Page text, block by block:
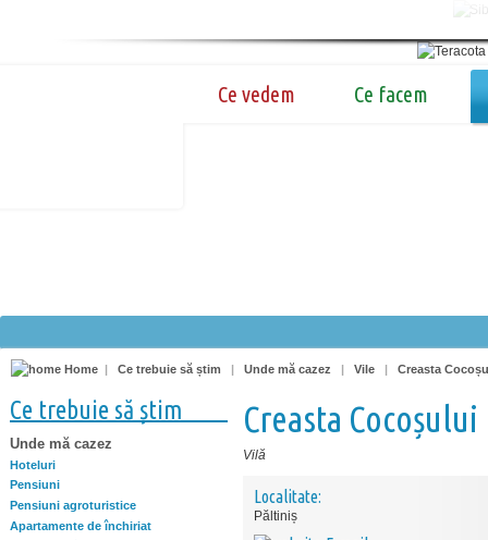
Ce vedem Ce facem
Home | Ce trebuie să știm | Unde mă cazez | Vile | Creasta
Ce trebuie să știm
Unde mă cazez
Hoteluri
Pensiuni
Pensiuni agroturistice
Apartamente de închiriat
Creasta Cocoșului
Vilă
Localitate:
Păltiniș